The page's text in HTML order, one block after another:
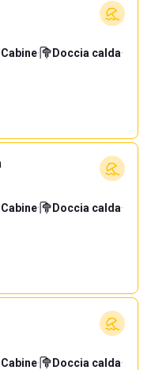
Cabine· Doccia calda·
Cabine· Doccia calda·
Cabine· Doccia calda·